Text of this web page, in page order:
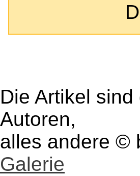
Die Artikel
Autoren,
alles andere ©
Galerie